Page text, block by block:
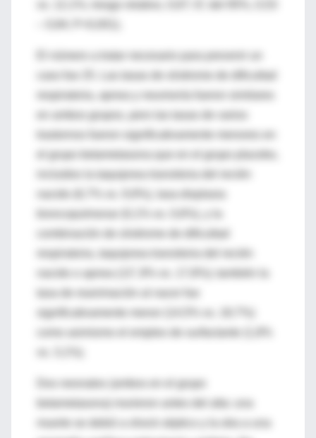
vs. 12,1%; riesgo relativo, 0,67; IC del 95%, 0,53
respiratoria, apnea y neumonía fueron similares
en ambos grupos, pero las tasas de varios
trastornos fueron significativamente menores en
el grupo betametasona que en el grupo placebo,
incluidos la taquipnea transitoria del recién
respiratoria, taquipnea transitoria del recién
nacido o apnea (13´,9% vs. 17,8%); también la
significativamente menor (14,5% vs. 18,7%)
Dos neonatos (ambos en el grupo